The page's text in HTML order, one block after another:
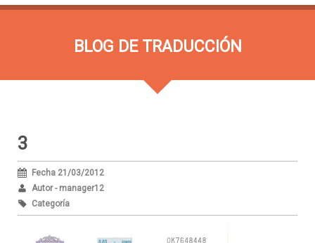
BLOG DE TRADUCCIÓN
3
Fecha 21/03/2012
Autor - manager12
Categoría